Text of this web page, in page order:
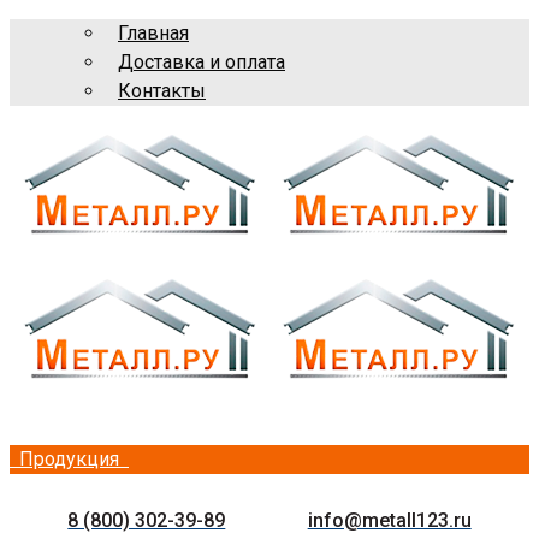
Главная
Доставка и оплата
Контакты
Продукция
8 (800) 302-39-89 info@metall123.ru